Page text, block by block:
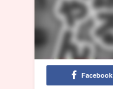
Facebook